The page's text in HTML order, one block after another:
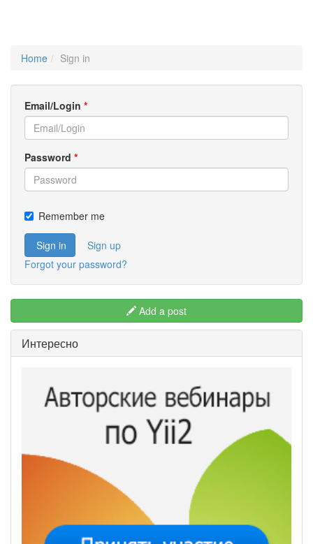
Home Sign in
Email/Login *
Password *
Remember me
Sign in
Sign up
Forgot your password?
Add a post
Интересно